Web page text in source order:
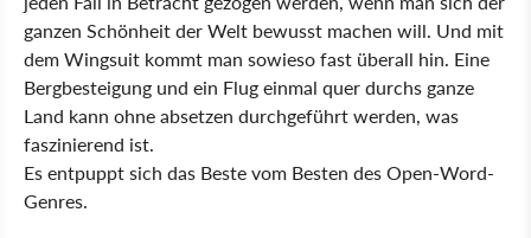
ganzen Schönheit der Welt bewusst machen will. Und mit
dem Wingsuit kommt man sowieso fast überall hin. Eine
Bergbesteigung und ein Flug einmal quer durchs ganze
Land kann ohne absetzen durchgeführt werden, was
faszinierend ist.
Es entpuppt sich das Beste vom Besten des Open-Word-
Genres.